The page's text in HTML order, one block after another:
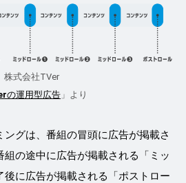
株式会社TVer
の運用型広告 」より
グは、番組の冒頭に広告が掲載さ
の途中に広告が掲載される「ミッ
後に広告が掲載される「ポストロー